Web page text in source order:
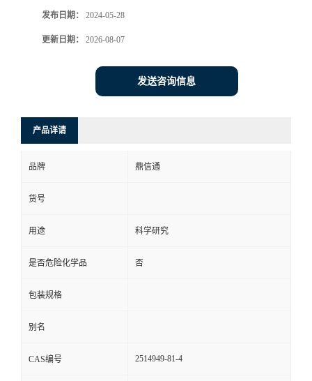
发布日期： 2024-05-28
更新日期： 2026-08-07
发送咨询信息
产品详请
品牌 鼎信通
货号
用途 科学研究
是否危险化学品 否
包装规格
别名
CAS编号 2514949-81-4